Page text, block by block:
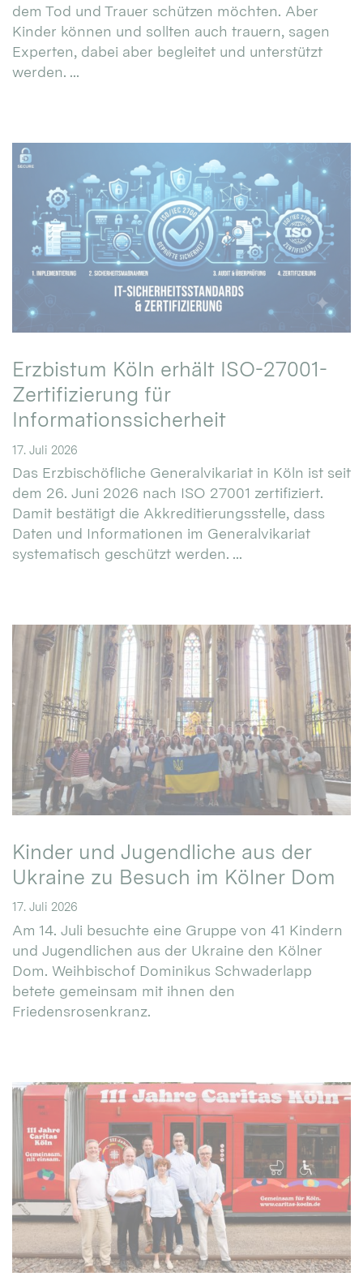
dem Tod und Trauer schützen möchten. Aber
Kinder können und sollten auch trauern, sagen
Experten, dabei aber begleitet und unterstützt
werden. ...
Erzbistum Köln erhält ISO-27001-
Zertifizierung für
Informationssicherheit
17. Juli 2026
Das Erzbischöfliche Generalvikariat in Köln ist seit
dem 26. Juni 2026 nach ISO 27001 zertifiziert.
Damit bestätigt die Akkreditierungsstelle, dass
Daten und Informationen im Generalvikariat
systematisch geschützt werden. ...
Kinder und Jugendliche aus der
Ukraine zu Besuch im Kölner Dom
17. Juli 2026
Am 14. Juli besuchte eine Gruppe von 41 Kindern
und Jugendlichen aus der Ukraine den Kölner
Dom. Weihbischof Dominikus Schwaderlapp
betete gemeinsam mit ihnen den
Friedensrosenkranz.